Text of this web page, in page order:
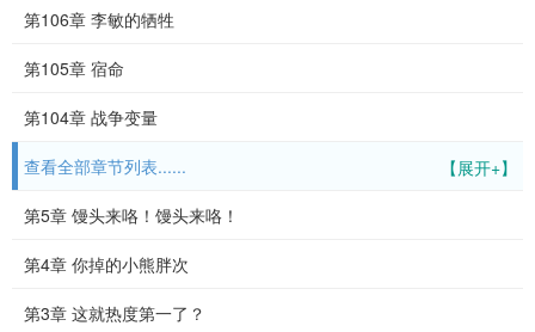
第106章 李敏的牺牲
第105章 宿命
第104章 战争变量
【展开+】
查看全部章节列表......
第5章 馒头来咯！馒头来咯！
第4章 你掉的小熊胖次
第3章 这就热度第一了？